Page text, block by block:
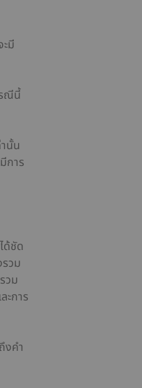
มี
ณีนี้
นั้น
การ
ด้ชัด
วม
วม
ะการ
งคำ